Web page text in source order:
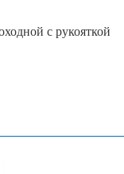
с рукояткой